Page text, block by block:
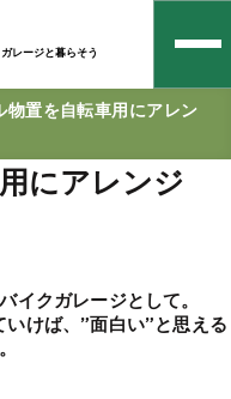
レージと暮らそう
物置を自転車用にアレン
にアレンジ
イクガレージとして。
けば、”面白い”と思える